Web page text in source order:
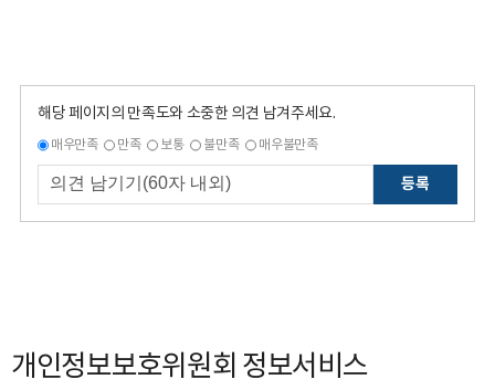
해당 페이지의 만족도와 소중한 의견 남겨주세요.
매우만족 만족 보통 불만족 매우불만족
등록
개인정보보호위원회 정보서비스